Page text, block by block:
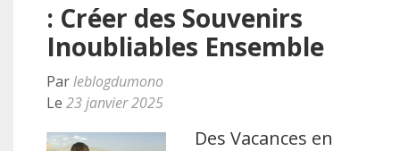
: Créer des Souvenirs
Inoubliables Ensemble
Parleblogdumono
Le 23 janvier 2025
Des Vacances en